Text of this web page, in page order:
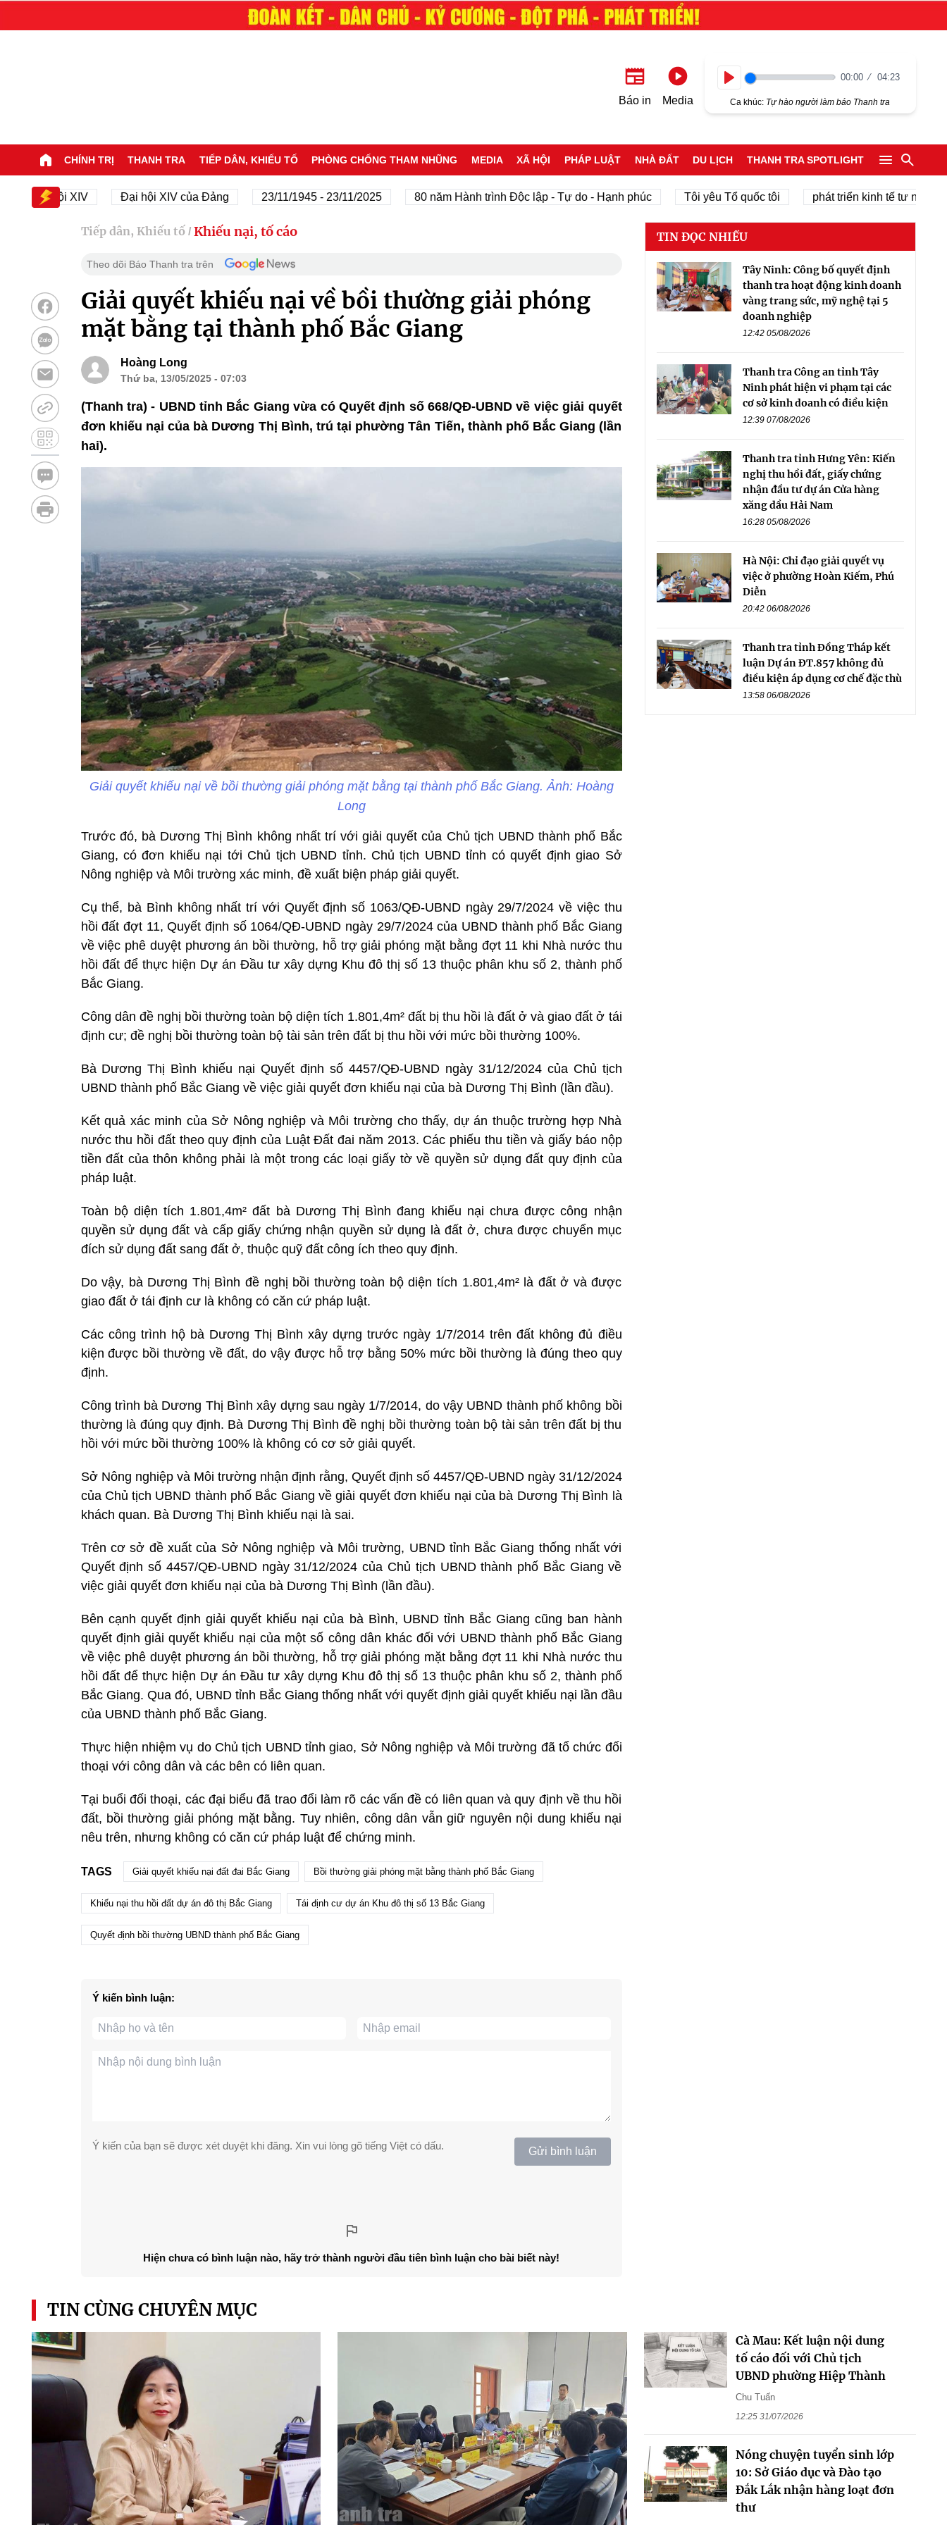
Báo in Media
00:00 04:23
Ca khúc: Tự hào người làm báo Thanh tra
CHÍNH TRỊ THANH TRA TIẾP DÂN, KHIẾU TỐ PHÒNG CHỐNG THAM NHŨNG MEDIA XÃ HỘI PHÁP LUẬT NHÀ ĐẤT DU LỊCH THANH TRA SPOTLIGHT
Đại hội XIV Đại hội XIV của Đảng 23/11/1945 - 23/11/2025 80 năm Hành trình Độc lập - Tự do - Hạnh phúc Tôi yêu Tổ quốc tôi phát triển kinh tế tư nhân
Tiếp dân, Khiếu tố / Khiếu nại, tố cáo
Theo dõi Báo Thanh tra trên
Giải quyết khiếu nại về bồi thường giải phóng
mặt bằng tại thành phố Bắc Giang
Hoàng Long
Thứ ba, 13/05/2025 - 07:03
(Thanh tra) - UBND tỉnh Bắc Giang vừa có Quyết định số 668/QĐ-UBND về việc giải quyết
đơn khiếu nại của bà Dương Thị Bình, trú tại phường Tân Tiến, thành phố Bắc Giang (lần
hai).
Giải quyết khiếu nại về bồi thường giải phóng mặt bằng tại thành phố Bắc Giang. Ảnh: Hoàng
Long
Trước đó, bà Dương Thị Bình không nhất trí với giải quyết của Chủ tịch UBND thành phố Bắc
Giang, có đơn khiếu nại tới Chủ tịch UBND tỉnh. Chủ tịch UBND tỉnh có quyết định giao Sở
Nông nghiệp và Môi trường xác minh, đề xuất biện pháp giải quyết.
Cụ thể, bà Bình không nhất trí với Quyết định số 1063/QĐ-UBND ngày 29/7/2024 về việc thu
hồi đất đợt 11, Quyết định số 1064/QĐ-UBND ngày 29/7/2024 của UBND thành phố Bắc Giang
về việc phê duyệt phương án bồi thường, hỗ trợ giải phóng mặt bằng đợt 11 khi Nhà nước thu
hồi đất để thực hiện Dự án Đầu tư xây dựng Khu đô thị số 13 thuộc phân khu số 2, thành phố
Bắc Giang.
Công dân đề nghị bồi thường toàn bộ diện tích 1.801,4m² đất bị thu hồi là đất ở và giao đất ở tái
định cư; đề nghị bồi thường toàn bộ tài sản trên đất bị thu hồi với mức bồi thường 100%.
Bà Dương Thị Bình khiếu nại Quyết định số 4457/QĐ-UBND ngày 31/12/2024 của Chủ tịch
UBND thành phố Bắc Giang về việc giải quyết đơn khiếu nại của bà Dương Thị Bình (lần đầu).
Kết quả xác minh của Sở Nông nghiệp và Môi trường cho thấy, dự án thuộc trường hợp Nhà
nước thu hồi đất theo quy định của Luật Đất đai năm 2013. Các phiếu thu tiền và giấy báo nộp
tiền đất của thôn không phải là một trong các loại giấy tờ về quyền sử dụng đất quy định của
pháp luật.
Toàn bộ diện tích 1.801,4m² đất bà Dương Thị Bình đang khiếu nại chưa được công nhận
quyền sử dụng đất và cấp giấy chứng nhận quyền sử dụng là đất ở, chưa được chuyển mục
đích sử dụng đất sang đất ở, thuộc quỹ đất công ích theo quy định.
Do vậy, bà Dương Thị Bình đề nghị bồi thường toàn bộ diện tích 1.801,4m² là đất ở và được
giao đất ở tái định cư là không có căn cứ pháp luật.
Các công trình hộ bà Dương Thị Bình xây dựng trước ngày 1/7/2014 trên đất không đủ điều
kiện được bồi thường về đất, do vậy được hỗ trợ bằng 50% mức bồi thường là đúng theo quy
định.
Công trình bà Dương Thị Bình xây dựng sau ngày 1/7/2014, do vậy UBND thành phố không bồi
thường là đúng quy định. Bà Dương Thị Bình đề nghị bồi thường toàn bộ tài sản trên đất bị thu
hồi với mức bồi thường 100% là không có cơ sở giải quyết.
Sở Nông nghiệp và Môi trường nhận định rằng, Quyết định số 4457/QĐ-UBND ngày 31/12/2024
của Chủ tịch UBND thành phố Bắc Giang về giải quyết đơn khiếu nại của bà Dương Thị Bình là
khách quan. Bà Dương Thị Bình khiếu nại là sai.
Trên cơ sở đề xuất của Sở Nông nghiệp và Môi trường, UBND tỉnh Bắc Giang thống nhất với
Quyết định số 4457/QĐ-UBND ngày 31/12/2024 của Chủ tịch UBND thành phố Bắc Giang về
việc giải quyết đơn khiếu nại của bà Dương Thị Bình (lần đầu).
Bên cạnh quyết định giải quyết khiếu nại của bà Bình, UBND tỉnh Bắc Giang cũng ban hành
quyết định giải quyết khiếu nại của một số công dân khác đối với UBND thành phố Bắc Giang
về việc phê duyệt phương án bồi thường, hỗ trợ giải phóng mặt bằng đợt 11 khi Nhà nước thu
hồi đất để thực hiện Dự án Đầu tư xây dựng Khu đô thị số 13 thuộc phân khu số 2, thành phố
Bắc Giang. Qua đó, UBND tỉnh Bắc Giang thống nhất với quyết định giải quyết khiếu nại lần đầu
của UBND thành phố Bắc Giang.
Thực hiện nhiệm vụ do Chủ tịch UBND tỉnh giao, Sở Nông nghiệp và Môi trường đã tổ chức đối
thoại với công dân và các bên có liên quan.
Tại buổi đối thoại, các đại biểu đã trao đổi làm rõ các vấn đề có liên quan và quy định về thu hồi
đất, bồi thường giải phóng mặt bằng. Tuy nhiên, công dân vẫn giữ nguyên nội dung khiếu nại
nêu trên, nhưng không có căn cứ pháp luật để chứng minh.
TAGS Giải quyết khiếu nại đất đai Bắc Giang Bồi thường giải phóng mặt bằng thành phố Bắc Giang
Khiếu nại thu hồi đất dự án đô thị Bắc Giang Tái định cư dự án Khu đô thị số 13 Bắc Giang
Quyết định bồi thường UBND thành phố Bắc Giang
Ý kiến bình luận:
Ý kiến của bạn sẽ được xét duyệt khi đăng. Xin vui lòng gõ tiếng Việt có dấu. Gửi bình luận
Hiện chưa có bình luận nào, hãy trở thành người đầu tiên bình luận cho bài biết này!
TIN ĐỌC NHIỀU
Tây Ninh: Công bố quyết định
thanh tra hoạt động kinh doanh
vàng trang sức, mỹ nghệ tại 5
doanh nghiệp
12:42 05/08/2026
Thanh tra Công an tỉnh Tây
Ninh phát hiện vi phạm tại các
cơ sở kinh doanh có điều kiện
12:39 07/08/2026
Thanh tra tỉnh Hưng Yên: Kiến
nghị thu hồi đất, giấy chứng
nhận đầu tư dự án Cửa hàng
xăng dầu Hải Nam
16:28 05/08/2026
Hà Nội: Chỉ đạo giải quyết vụ
việc ở phường Hoàn Kiếm, Phú
Diễn
20:42 06/08/2026
Thanh tra tỉnh Đồng Tháp kết
luận Dự án ĐT.857 không đủ
điều kiện áp dụng cơ chế đặc thù
13:58 06/08/2026
TIN CÙNG CHUYÊN MỤC
Cà Mau: Kết luận nội dung
tố cáo đối với Chủ tịch
UBND phường Hiệp Thành
Chu Tuấn
12:25 31/07/2026
Nóng chuyện tuyển sinh lớp
10: Sở Giáo dục và Đào tạo
Đắk Lắk nhận hàng loạt đơn
thư